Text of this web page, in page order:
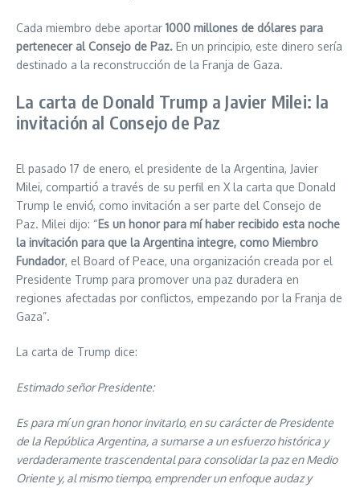
Cada miembro debe aportar 1000 millones de dólares para
pertenecer al Consejo de Paz. En un principio, este dinero sería
destinado a la reconstrucción de la Franja de Gaza.
La carta de Donald Trump a Javier Milei: la
invitación al Consejo de Paz
El pasado 17 de enero, el presidente de la Argentina, Javier
Milei, compartió a través de su perfil en X la carta que Donald
Trump le envió, como invitación a ser parte del Consejo de
Paz. Milei dijo: “Es un honor para mí haber recibido esta noche
la invitación para que la Argentina integre, como Miembro
Fundador, el Board of Peace, una organización creada por el
Presidente Trump para promover una paz duradera en
regiones afectadas por conflictos, empezando por la Franja de
Gaza”.
La carta de Trump dice:
Estimado señor Presidente:
Es para mí un gran honor invitarlo, en su carácter de Presidente
de la República Argentina, a sumarse a un esfuerzo histórica y
verdaderamente trascendental para consolidar la paz en Medio
Oriente y, al mismo tiempo, emprender un enfoque audaz y